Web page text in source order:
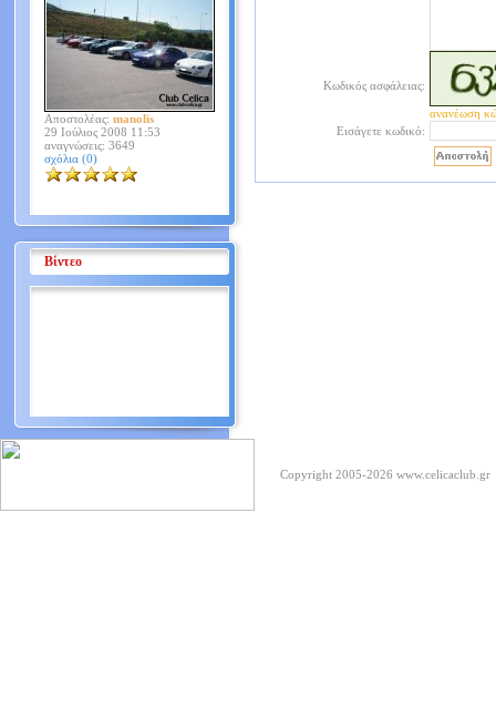
Αποστολέας: manolis
29 Ιούλιος 2008 11:53
αναγνώσεις: 3649
σχόλια (0)
Βίντεο
Κωδικός ασφάλειας:
ανανέωση
Εισάγετε κωδικό:
Copyright 2005-2026 www.celicaclub.gr